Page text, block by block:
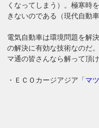
くなってしまう）。極寒時
きないのである（現代自動
電気自動車は環境問題を解
の解決に有効な技術なのだ
マ通の皆さんなら解って頂
・ＥＣＯカージアジア「マ